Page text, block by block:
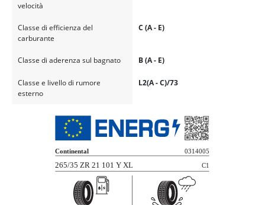
velocità
Classe di efficienza del
carburante
C (A - E)
Classe di aderenza sul bagnato B (A - E)
Classe e livello di rumore
esterno
L2(A - C)/73